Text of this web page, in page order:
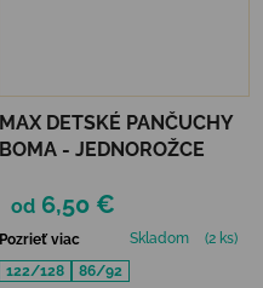
MAX DETSKÉ PANČUCHY
BOMA - JEDNOROŽCE
od 6,50 €
Pozrieť viac Skladom
(2 ks)
122/128
86/92